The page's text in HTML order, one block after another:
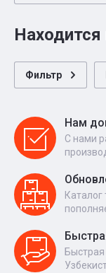
Находится
Фильтр
Нам
С нами
Каталог
Быстрая